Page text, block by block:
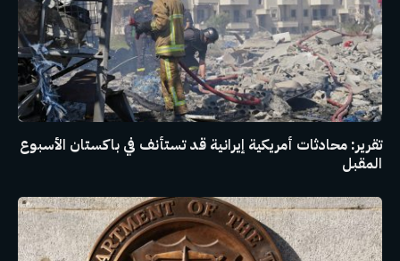
تقرير: محادثات أمريكية إيرانية قد تستأنف في باكستان الأسبوع
المقبل